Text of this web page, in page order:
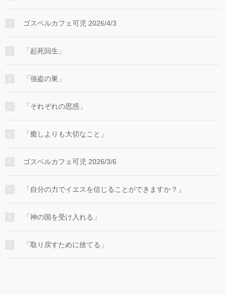
ゴスペルカフェ可児 2026/4/3
「起死回生」
「強盗の巣」
「それぞれの思惑」
「癒しよりも大切なこと」
ゴスペルカフェ可児 2026/3/6
「自分の力でイエスを信じることができますか？」
「神の国を受け入れる」
「取り戻すために捨てる」